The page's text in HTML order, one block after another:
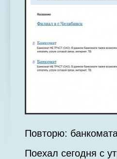
Повторю:
Поехал сегодня с